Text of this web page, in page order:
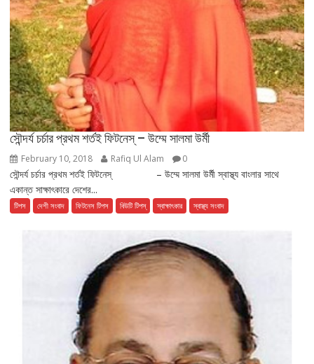
সৌন্দর্য চর্চার প্রথম শর্তই ফিটনেস্ – উম্মে সালমা উর্মী
February 10, 2018 Rafiq Ul Alam 0
সৌন্দর্য চর্চার প্রথম শর্তই ফিটনেস্ – উম্মে সালমা উর্মী স্বাস্থ্য বাংলার সাথে
একান্ত সাক্ষাৎকারে দেশের...
টিপস দেশী সংবাদ ফিটনেস টিপস বিউটি টিপস্ স্বাক্ষাৎকার স্বাস্থ্য সংবাদ